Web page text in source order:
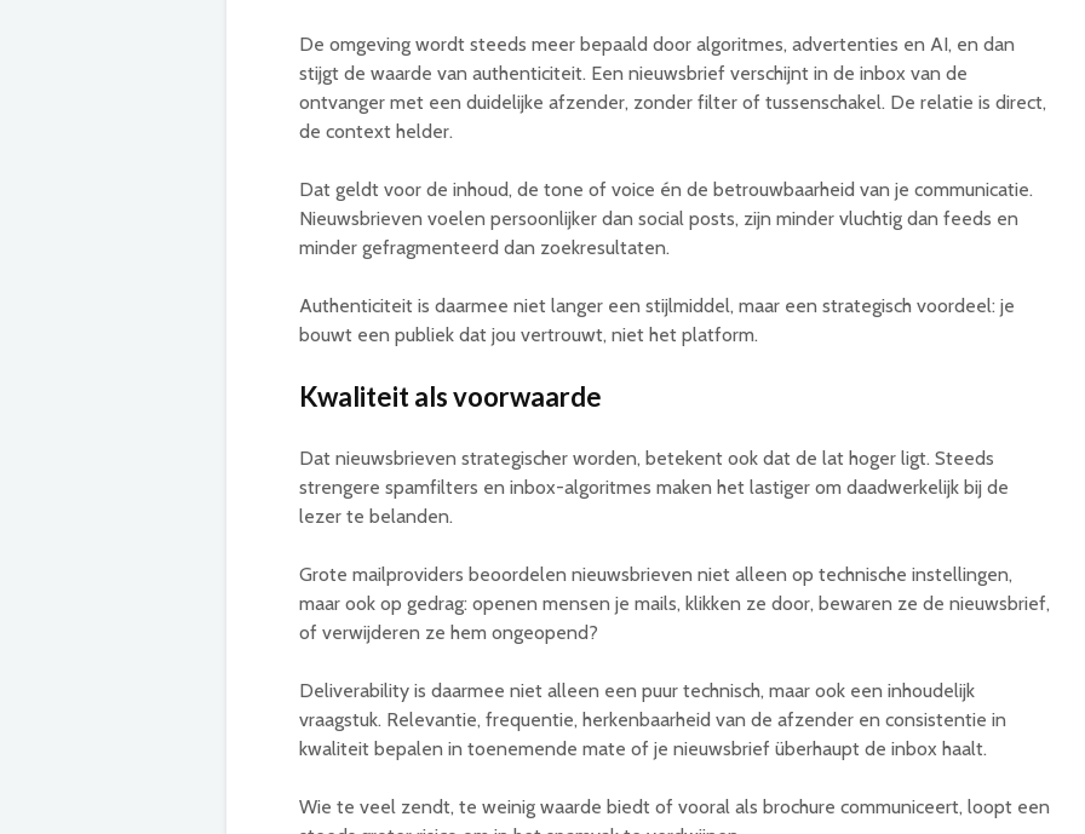
De omgeving wordt steeds meer bepaald door algoritmes, advertenties en AI, en dan
stijgt de waarde van authenticiteit. Een nieuwsbrief verschijnt in de inbox van de
ontvanger met een duidelijke afzender, zonder filter of tussenschakel. De relatie is direct,
de context helder.
Dat geldt voor de inhoud, de tone of voice én de betrouwbaarheid van je communicatie.
Nieuwsbrieven voelen persoonlijker dan social posts, zijn minder vluchtig dan feeds en
minder gefragmenteerd dan zoekresultaten.
Authenticiteit is daarmee niet langer een stijlmiddel, maar een strategisch voordeel: je
bouwt een publiek dat jou vertrouwt, niet het platform.
Kwaliteit als voorwaarde
Dat nieuwsbrieven strategischer worden, betekent ook dat de lat hoger ligt. Steeds
strengere spamfilters en inbox-algoritmes maken het lastiger om daadwerkelijk bij de
lezer te belanden.
Grote mailproviders beoordelen nieuwsbrieven niet alleen op technische instellingen,
maar ook op gedrag: openen mensen je mails, klikken ze door, bewaren ze de nieuwsbrief,
of verwijderen ze hem ongeopend?
Deliverability is daarmee niet alleen een puur technisch, maar ook een inhoudelijk
vraagstuk. Relevantie, frequentie, herkenbaarheid van de afzender en consistentie in
kwaliteit bepalen in toenemende mate of je nieuwsbrief überhaupt de inbox haalt.
Wie te veel zendt, te weinig waarde biedt of vooral als brochure communiceert, loopt een